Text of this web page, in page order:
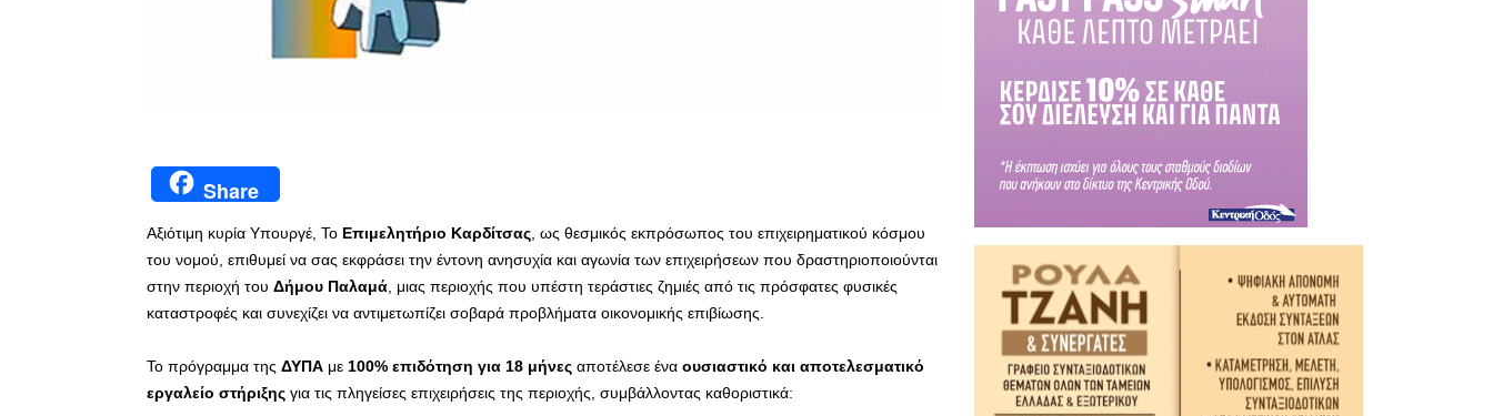
Share
Αξιότιμη κυρία Υπουργέ, Το Επιμελητήριο Καρδίτσας , ως θεσμικός εκπρόσωπος του επιχειρηματικού κόσμου
του νομού, επιθυμεί να σας εκφράσει την έντονη ανησυχία και αγωνία των επιχειρήσεων που δραστηριοποιούνται
στην περιοχή του Δήμου Παλαμά , μιας περιοχής που υπέστη τεράστιες ζημιές από τις πρόσφατες φυσικές
καταστροφές και συνεχίζει να αντιμετωπίζει σοβαρά προβλήματα οικονομικής επιβίωσης.
Το πρόγραμμα της ΔΥΠΑ με 100% επιδότηση για 18 μήνες αποτέλεσε ένα ουσιαστικό και αποτελεσματικό
εργαλείο στήριξης για τις πληγείσες επιχειρήσεις της περιοχής, συμβάλλοντας καθοριστικά: